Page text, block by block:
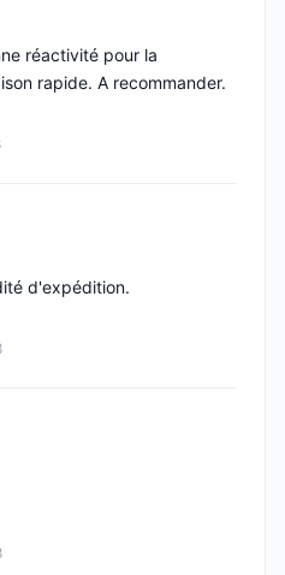
réactivité pour la
rapide. A recommander.
d'expédition.